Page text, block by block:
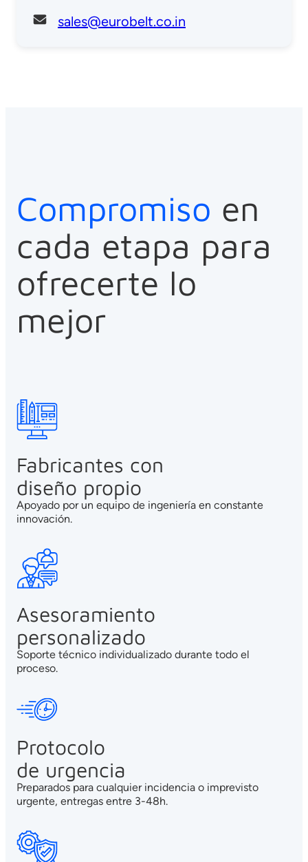
sales@eurobelt.co.in
Compromiso en
cada etapa para
ofrecerte lo
mejor
Fabricantes con
diseño propio
Apoyado por un equipo de ingeniería en constante
innovación.
Asesoramiento
personalizado
Soporte técnico individualizado durante todo el
proceso.
Protocolo
de urgencia
Preparados para cualquier incidencia o imprevisto
urgente, entregas entre 3-48h.